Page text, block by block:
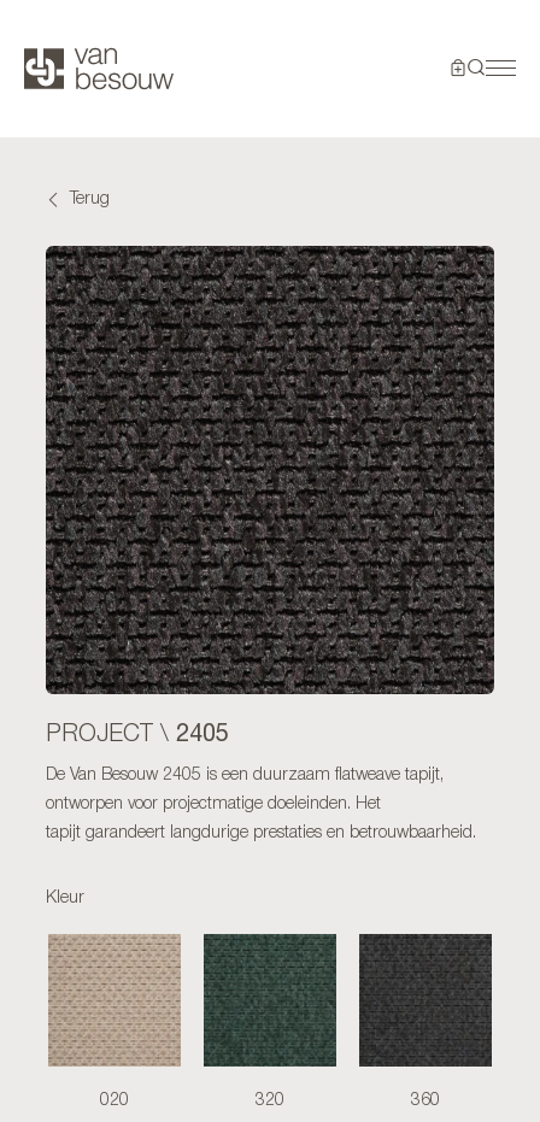
Terug
PROJECT \ 2405
De Van Besouw 2405 is een duurzaam flatweave tapijt,
ontworpen voor projectmatige doeleinden. Het
tapijt garandeert langdurige prestaties en betrouwbaarheid.
Kleur
020 320 360